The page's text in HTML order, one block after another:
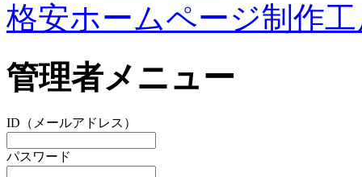
格安ホームページ制作
管理者メニュー
ID（メールアドレス）
パスワード